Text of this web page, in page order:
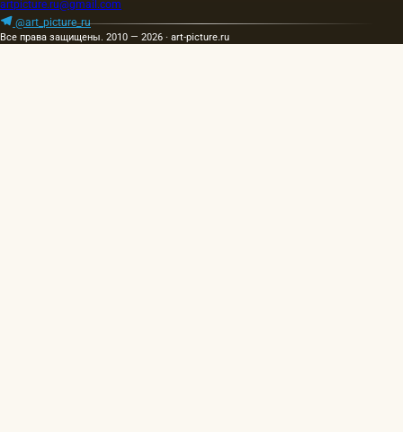
artpicture.ru@gmail.com
@art_picture_ru
Все права защищены. 2010 — 2026 · art-picture.ru